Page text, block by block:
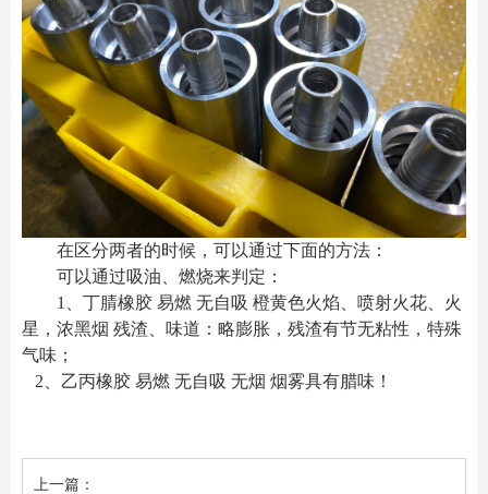
在区分两者的时候，可以通过下面的方法：
可以通过吸油、燃烧来判定 ：
1、 丁腈橡胶 易燃 无自吸 橙黄色火焰、喷射火花、火
星，浓黑烟 残渣、味道：略膨胀，残渣有节无粘性，特殊
气味；
2、 乙丙橡胶 易燃 无自吸 无烟 烟雾具有腊味！
上一篇：